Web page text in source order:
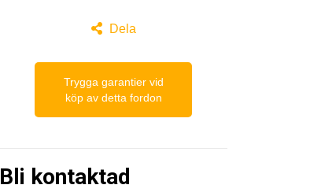
 Dela
Trygga garantier vid
köp av detta fordon